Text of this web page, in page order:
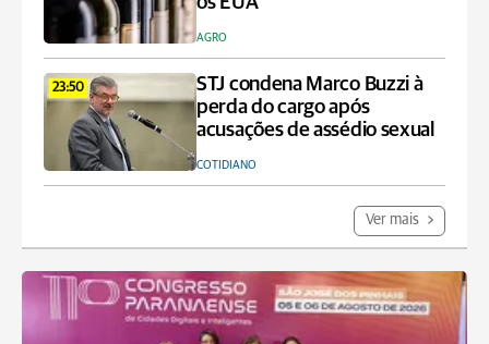
AGRO
23:50
STJ condena Marco Buzzi à
perda do cargo após
acusações de assédio sexual
COTIDIANO
Ver mais